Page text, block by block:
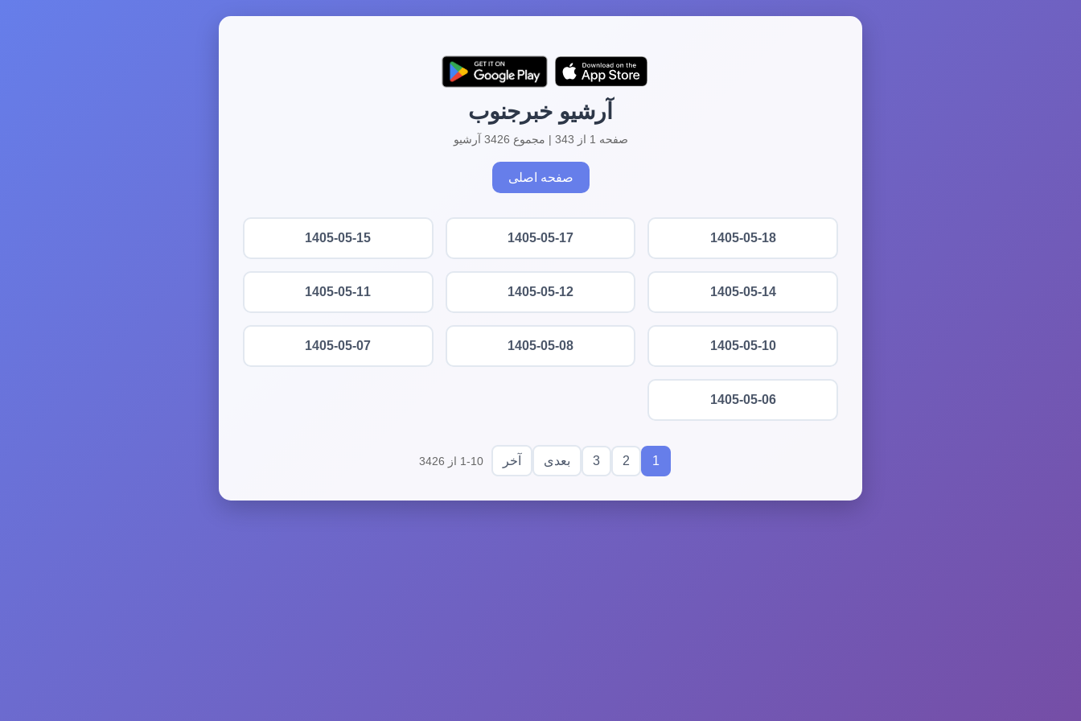
آرشیو خبرجنوب
صفحه 1 از 343 | مجموع 3426 آرشیو
صفحه اصلی
1405-05-18
1405-05-17
1405-05-15
1405-05-14
1405-05-12
1405-05-11
1405-05-10
1405-05-08
1405-05-07
1405-05-06
1
2
3 بعدی آخر 1-10 از 3426